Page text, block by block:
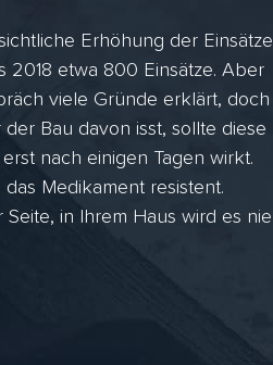
Erhöhung der Einsätze
2018 etwa 800 Einsätze. Aber
viele Gründe erklärt, doch
Bau davon isst, sollte diese
nach einigen Tagen wirkt.
Medikament resistent.
in Ihrem Haus wird es nie